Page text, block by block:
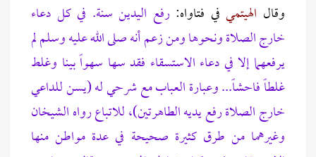
وقال الهيتميفي فتاواه:رفع اليدين سنة. في كل دعاء
خارج الصلاة ونحوها ومن زعم أنه صلى الله عليه وسلم لم
يرفعهما إلا في دعاء الاستسقاء فقد سها سهواً بينا وغلط
غلطاً فاحشاً... وعبارة العباب مع شرحي له (يسن للداعي
خارج الصلاة رفع يديه الطاهرتين)، للاتباع رواه الشيخان
وغيرهما من طرق كثيرة صحيحة في عدة مواطن منها